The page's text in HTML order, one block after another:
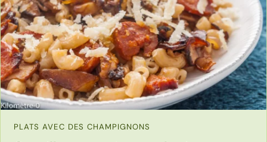
PLATS AVEC DES CHAMPIGNONS